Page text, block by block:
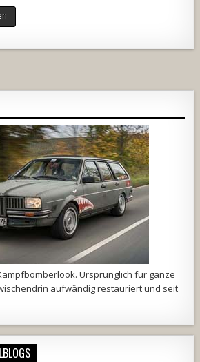
Ursprünglich für ganze
aufwändig restauriert und seit